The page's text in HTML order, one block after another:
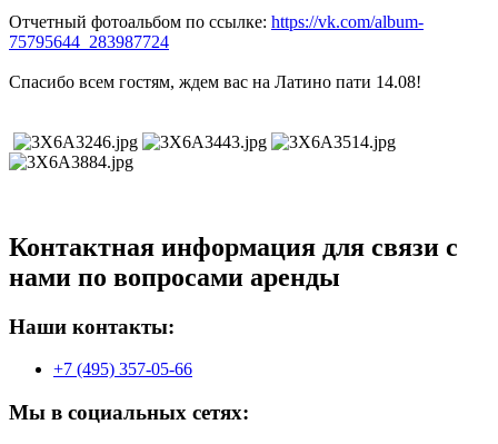
Отчетный фотоальбом по ссылке: https://vk.com/album-
75795644_283987724
Спасибо всем гостям, ждем вас на Латино пати 14.08!
Контактная информация для связи с
нами по вопросами аренды
Наши контакты:
+7 (495) 357-05-66
Мы в социальных сетях: